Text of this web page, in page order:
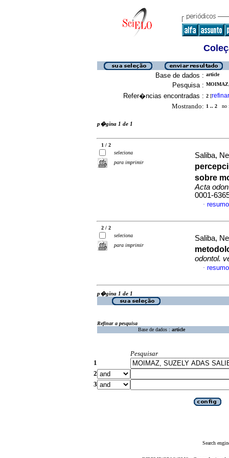
Base de dados : article
Pesquisa :
Refer�ncias encontradas : 2 [refinar
Mostrando: 1 .. 2 no
p�gina 1 de 1
1 / 2
seleciona
para imprimir
Saliba,
sobre
Acta
0001-
·
2 / 2
seleciona
para imprimir
Saliba,
odontol.
·
p�gina 1 de 1
Refinar a pesquisa
Base de dados : article
Pesquisar
1
2
3
Search